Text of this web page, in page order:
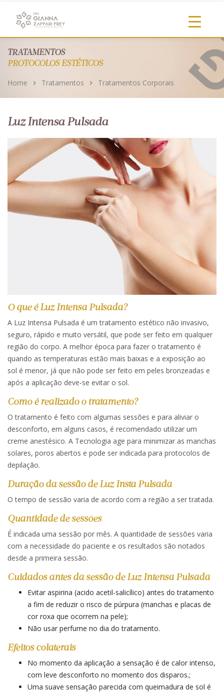
TRATAMENTOS
PROTOCOLOS ESTÉTICOS
Home Tratamentos Tratamentos Corporais
Luz Intensa Pulsada
O que é Luz Intensa Pulsada?
A Luz Intensa Pulsada é um tratamento estético não invasivo,
seguro, rápido e muito versátil, que pode ser feito em qualquer
região do corpo. A melhor época para fazer o tratamento é
quando as temperaturas estão mais baixas e a exposição ao
sol é menor, já que não pode ser feito em peles bronzeadas e
após a aplicação deve-se evitar o sol.
Como é realizado o tratamento?
O tratamento é feito com algumas sessões e para aliviar o
desconforto, em alguns casos, é recomendado utilizar um
creme anestésico. A Tecnologia age para minimizar as manchas
solares, poros abertos e pode ser indicada para protocolos de
depilação.
Duração da sessão de Luz Insta Pulsada
O tempo de sessão varia de acordo com a região a ser tratada.
Quantidade de sessões
É indicada uma sessão por mês. A quantidade de sessões varia
com a necessidade do paciente e os resultados são notados
desde a primeira sessão.
Cuidados antes da sessão de Luz Intensa Pulsada
Evitar aspirina (acido acetil-salicílico) antes do tratamento
a fim de reduzir o risco de púrpura (manchas e placas de
cor roxa que ocorrem na pele);
Não usar perfume no dia do tratamento.
Efeitos colaterais
No momento da aplicação a sensação é de calor intenso,
com leve desconforto no momento dos disparos.;
Uma suave sensação parecida com queimadura de sol é